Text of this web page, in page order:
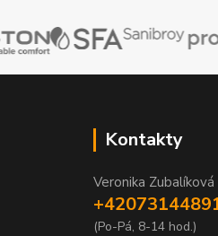
Kontakty
Veronika Zubalíková
(Po-Pá, 8-14 hod.)